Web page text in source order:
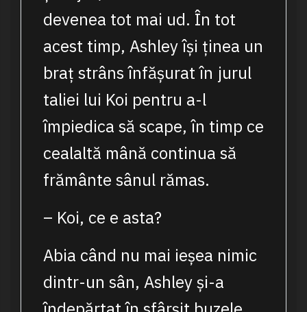
devenea tot mai ud. În tot
acest timp, Ashley își ținea un
braț strâns înfășurat în jurul
taliei lui Koi pentru a-l
împiedica să scape, în timp ce
cealaltă mână continua să
frământe sânul rămas.
– Koi, ce e asta?
Abia când nu mai ieșea nimic
dintr-un sân, Ashley și-a